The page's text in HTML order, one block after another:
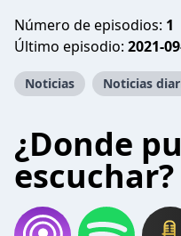
Número de episodios: 1
Último episodio: 2021-
Noticias Noticias
¿Donde
escuchar?